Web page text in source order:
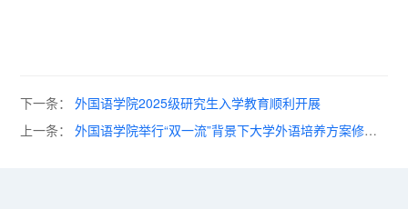
下一条：
外国语学院2025级研究生入学教育顺利开展
上一条：
外国语学院举行“双一流”背景下大学外语培养方案修订